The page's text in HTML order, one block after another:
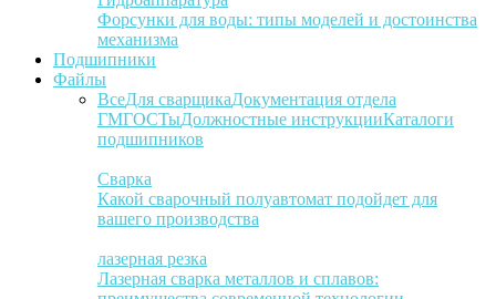
Форсунки для воды: типы моделей и достоинства
механизма
Подшипники
Файлы
ВсеДля сварщикаДокументация отдела
ГМГОСТыДолжностные инструкцииКаталоги
подшипников
Сварка
Какой сварочный полуавтомат подойдет для
вашего производства
лазерная резка
Лазерная сварка металлов и сплавов: